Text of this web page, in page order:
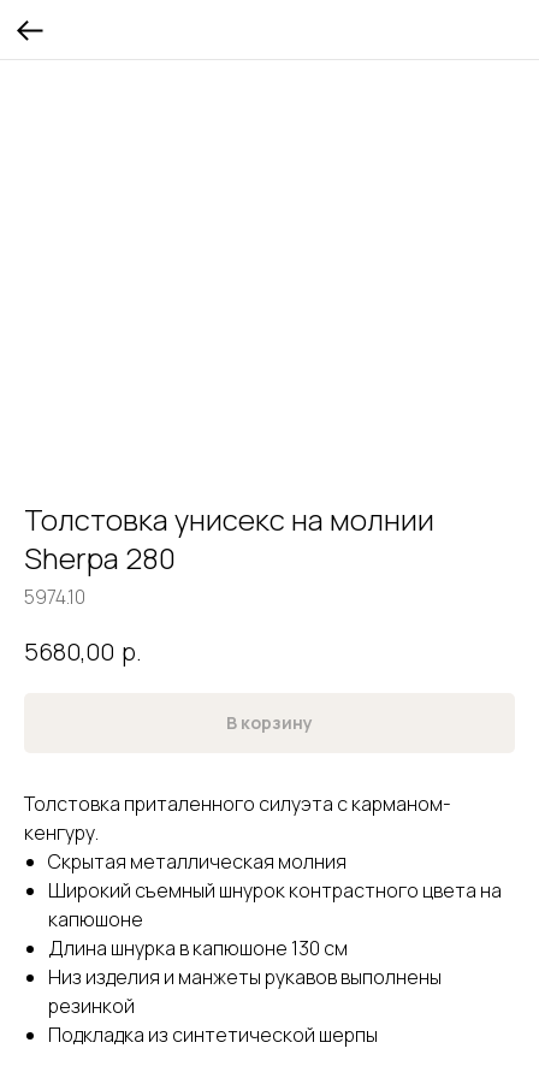
Толстовка унисекс на молнии
Sherpa 280
5974.10
5680,00 р.
В корзину
Толстовка приталенного силуэта с карманом-
кенгуру.
Скрытая металлическая молния
Широкий съемный шнурок контрастного цвета на
капюшоне
Длина шнурка в капюшоне 130 см
Низ изделия и манжеты рукавов выполнены
резинкой
Подкладка из синтетической шерпы